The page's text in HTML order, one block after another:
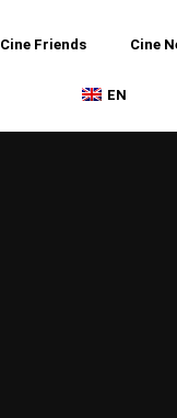
Cine Friends Cine
EN